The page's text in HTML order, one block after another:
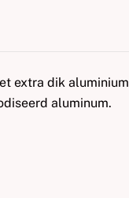
extra dik aluminium
aluminum.